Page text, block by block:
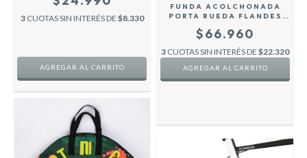
3 CUOTAS SIN INTERÉS DE $8.330
AGREGAR AL CARRITO
FUNDA ACOLCHONADA
PORTA RUEDA FLANDES
COZY SPORT - AZUL -
$66.960
3 CUOTAS SIN INTERÉS DE $22.320